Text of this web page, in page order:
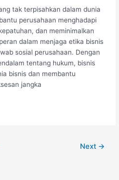
tak terpisahkan dalam dunia
perusahaan menghadapi
dan meminimalkan
dalam menjaga etika bisnis
sosial perusahaan. Dengan
tentang hukum, bisnis
bisnis dan membantu
jangka
Next →